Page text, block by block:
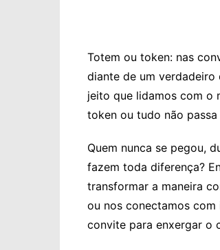
Totem ou token: nas
diante de um verdadeiro
jeito que lidamos com o
token ou tudo não
Quem nunca se pegou,
fazem toda diferença?
transformar a maneira
ou nos conectamos
convite para enxergar o